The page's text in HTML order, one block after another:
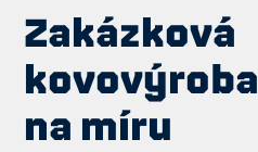
Zakázková
kovovýroba
na míru